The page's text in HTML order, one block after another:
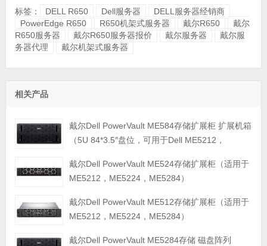
标签： DELL R650 Dell服务器
DELL服务器经销商
PowerEdge R650
R650机架式服务器 戴尔R650
戴尔
R650服务器
戴尔R650服务器报价 戴尔服务器
戴尔服
务器代理
戴尔机架式服务器
相关产品
戴尔Dell PowerVault ME584存储扩展柜 扩展机箱
（5U 84*3.5″盘位，可用于Dell ME5212，
戴尔Dell PowerVault ME524存储扩展柜（适用于
ME5212，ME5224，ME5284）
戴尔Dell PowerVault ME512存储扩展柜（适用于
ME5212，ME5224，ME5284）
戴尔Dell PowerVault ME5284存储 磁盘阵列